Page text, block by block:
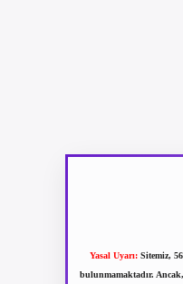
Yasal Uyarı: Sitemiz,
bulunmamaktadır.